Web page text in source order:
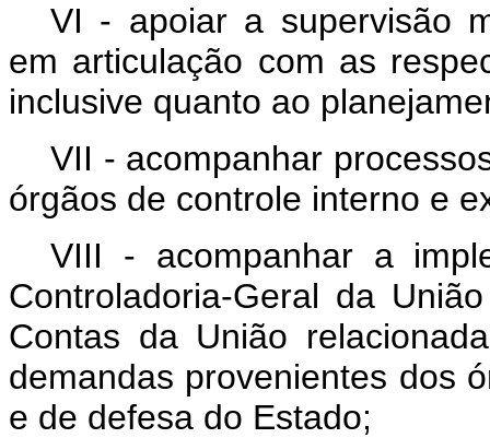
VI - apoiar a supervisão
em articulação com as
inclusive quanto ao
VII - acompanhar
órgãos de controle interno e
VIII - acompanhar a
Controladoria-Geral da
Contas da União
demandas provenientes dos
e de defesa do Estado;